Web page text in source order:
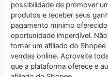
possibilidade de promover
produtos e receber seus
pagamento mínimo
oportunidade imperdível.
tornar um afiliado do
vendas online. Aproveite
que a plataforma oferece e